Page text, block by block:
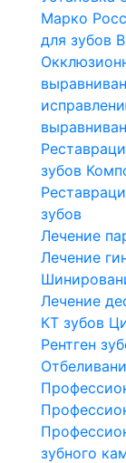
Марко
для зубов
зубов
зубов
Лечение
Лечение
Лечение
КТ зубов
Рентген
зубного